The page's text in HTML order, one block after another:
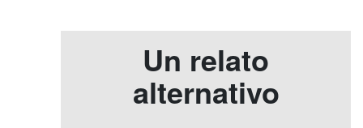
Un relato
alternativo